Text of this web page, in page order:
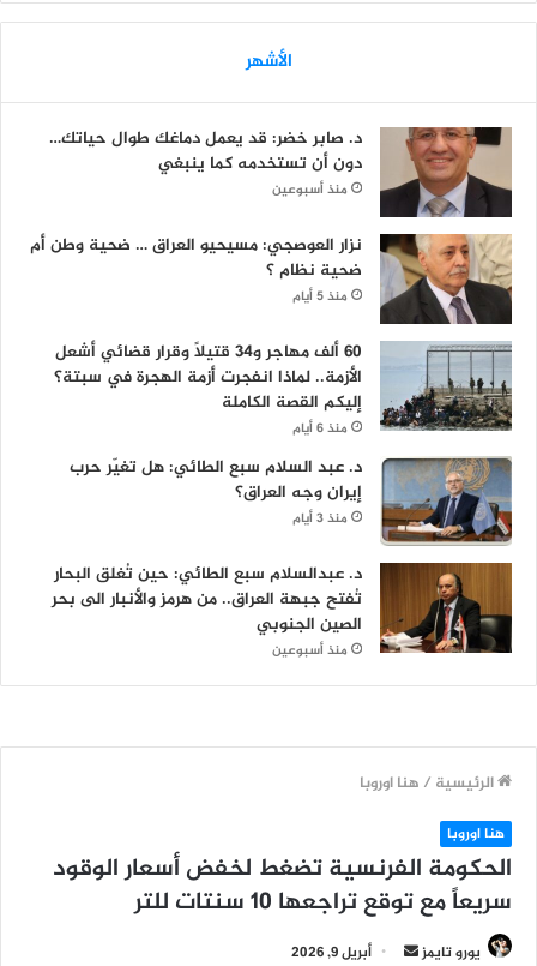
الأشهر
د. صابر خضر: قد يعمل دماغك طوال حياتك…
دون أن تستخدمه كما ينبغي
منذ أسبوعين
نزار العوصجي: مسيحيو العراق … ضحية وطن أم
ضحية نظام ؟
منذ 5 أيام
60 ألف مهاجر و34 قتيلاً وقرار قضائي أشعل
الأزمة.. لماذا انفجرت أزمة الهجرة في سبتة؟
إليكم القصة الكاملة
منذ 6 أيام
د. عبد السلام سبع الطائي: هل تغيّر حرب
إيران وجه العراق؟
منذ 3 أيام
د. عبدالسلام سبع الطائي: حين تُغلق البحار
تُفتح جبهة العراق.. من هرمز والأنبار الى بحر
الصين الجنوبي
منذ أسبوعين